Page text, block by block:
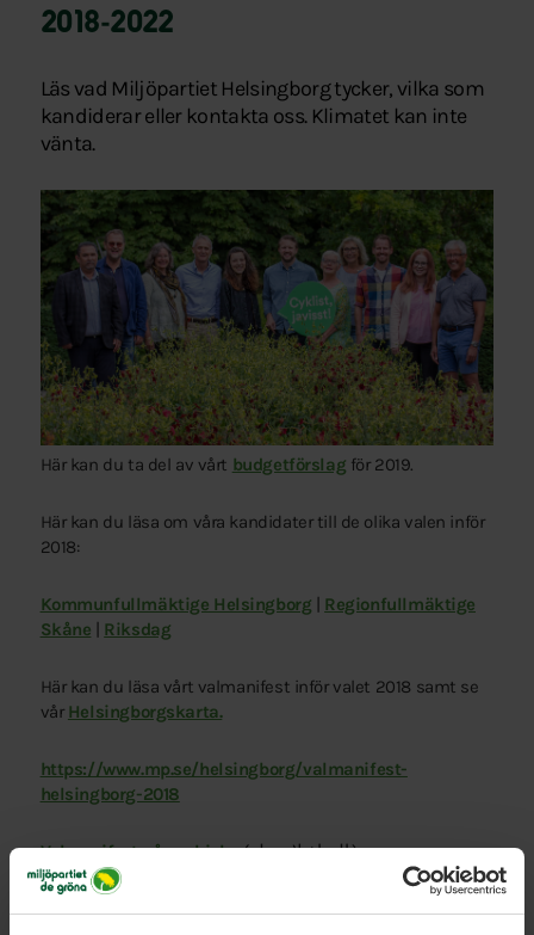
2018-2022
Läs vad Miljöpartiet Helsingborg tycker, vilka som
kandiderar eller kontakta oss. Klimatet kan inte
vänta.
Här kan du ta del av vårt budgetförslag för 2019.
Här kan du läsa om våra kandidater till de olika valen inför
2018:
Kommunfullmäktige Helsingborg | Regionfullmäktige
Skåne | Riksdag
Här kan du läsa vårt valmanifest inför valet 2018 samt se
vår Helsingborgskarta.
https://www.mp.se/helsingborg/valmanifest-
helsingborg-2018
Valmanifest på arabiska (المناخ لا ينتظر.)
Valmanifest på romani(votosko/izborosko/alosarimasko